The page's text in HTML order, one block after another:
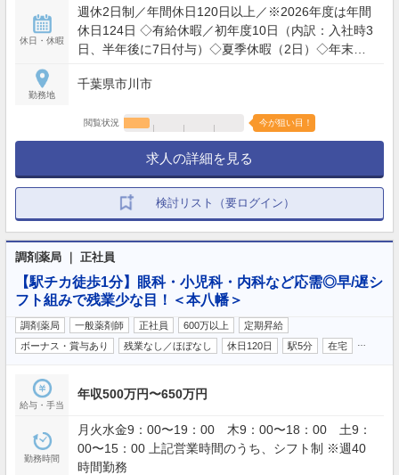
休日・休暇
週休2日制／年間休日120日以上／※2026年度は年間
休日124日 ◇有給休暇／初年度10日（内訳：入社時3
日、半年後に7日付与）◇夏季休暇（2日）◇年末年
勤務地
千葉県市川市
閲覧状況 今が狙い目！
求人の詳細を見る
検討リスト（要ログイン）
調剤薬局 ｜ 正社員
【駅チカ徒歩1分】眼科・小児科・内科など応需◎早/遅シ
フト組みで残業少な目！＜本八幡＞
調剤薬局 一般薬剤師 正社員 600万以上
定期昇給
ボーナス・賞与あり
残業なし／ほぼなし 休日120日 駅5分 在宅
給与・手当
年収500万円〜650万円
勤務時間
月火水金9：00〜19：00 木9：00〜18：00 土9：
00〜15：00 上記営業時間のうち、シフト制 ※週40
時間勤務